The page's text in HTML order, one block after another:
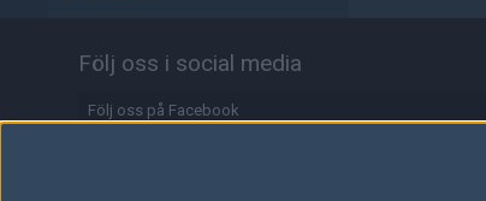
Buenos Aires är ute
Följ oss i social media
Följ oss på Facebook